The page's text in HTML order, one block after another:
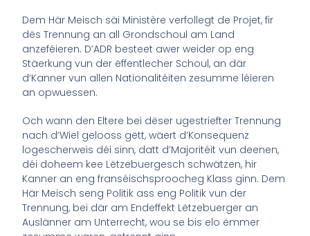
Dem Här Meisch säi Ministère verfollegt de Projet, fir
dës Trennung an all Grondschoul am Land
anzeféieren. D’ADR besteet awer weider op eng
Stäerkung vun der ëffentlecher Schoul, an där
d’Kanner vun allen Nationalitéiten zesumme léieren
an opwuessen.
Och wann den Eltere bei dëser ugestriefter Trennung
nach d’Wiel gelooss gëtt, wäert d’Konsequenz
logescherweis déi sinn, datt d’Majoritéit vun deenen,
déi doheem kee Lëtzebuergesch schwätzen, hir
Kanner an eng franséischsproocheg Klass ginn. Dem
Här Meisch seng Politik ass eng Politik vun der
Trennung, bei där am Endeffekt Lëtzebuerger an
Auslänner am Unterrecht, wou se bis elo ëmmer